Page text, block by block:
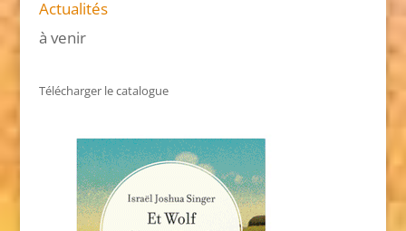
Actualités
à venir
Télécharger le catalogue